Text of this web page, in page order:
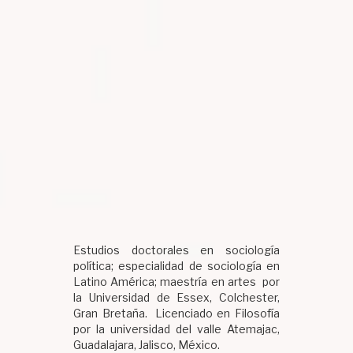
Estudios doctorales en sociología
política; especialidad de sociología en
Latino América; maestría en artes por
la Universidad de Essex, Colchester,
Gran Bretaña. Licenciado en Filosofía
por la universidad del valle Atemajac,
Guadalajara, Jalisco, México.